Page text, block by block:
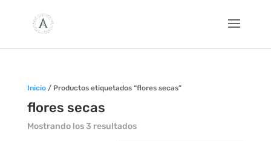
Inicio/ Productos etiquetados “flores secas”
flores secas
Mostrando los 3 resultados